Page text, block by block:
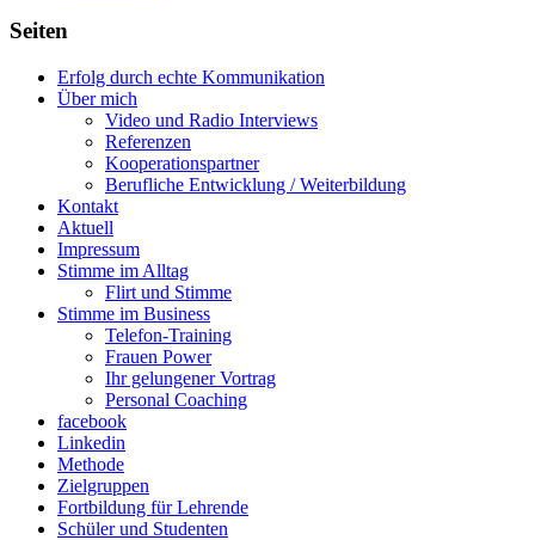
Seiten
Erfolg durch echte Kommunikation
Über mich
Video und Radio Interviews
Referenzen
Kooperationspartner
Berufliche Entwicklung / Weiterbildung
Kontakt
Aktuell
Impressum
Stimme im Alltag
Flirt und Stimme
Stimme im Business
Telefon-Training
Frauen Power
Ihr gelungener Vortrag
Personal Coaching
facebook
Linkedin
Methode
Zielgruppen
Fortbildung für Lehrende
Schüler und Studenten